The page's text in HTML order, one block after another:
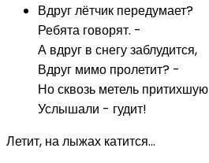
Вдруг лётчик передумает?
Ребята говорят. -
А вдруг в снегу заблудится,
Вдруг мимо пролетит? -
Но сквозь метель притихшую
Услышали - гудит!
Летит, на лыжах катится...